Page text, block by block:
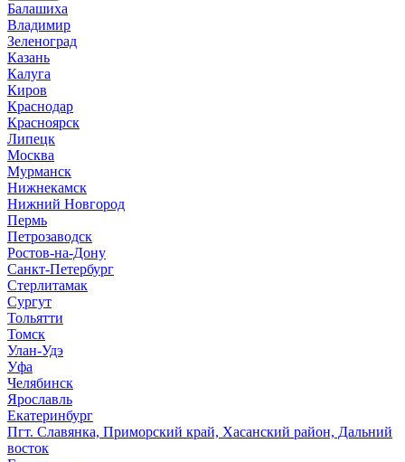
Балашиха
Владимир
Зеленоград
Казань
Калуга
Киров
Краснодар
Красноярск
Липецк
Москва
Мурманск
Нижнекамск
Нижний Новгород
Пермь
Петрозаводск
Ростов-на-Дону
Санкт-Петербург
Стерлитамак
Сургут
Тольятти
Томск
Улан-Удэ
Уфа
Челябинск
Ярославль
Екатеринбург
Пгт. Славянка, Приморский край, Хасанский район, Дальний
восток